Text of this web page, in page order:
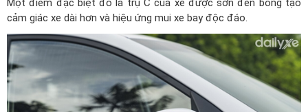
cảm giác xe dài hơn và hiệu ứng mui xe bay độc đáo.